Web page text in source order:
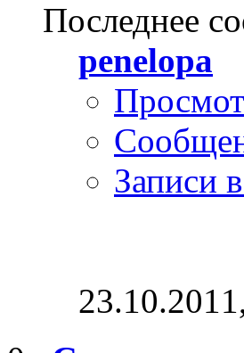
Последнее
penelopa
Записи